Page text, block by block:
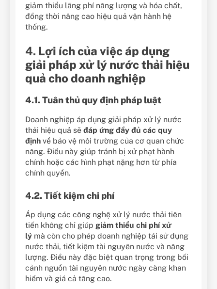
giảm thiểu lãng phí năng lượng và hóa chất,
đồng thời nâng cao hiệu quả vận hành hệ
thống.
4. Lợi ích của việc áp dụng
giải pháp xử lý nước thải hiệu
quả cho doanh nghiệp
4.1. Tuân thủ quy định pháp luật
Doanh nghiệp áp dụng giải pháp xử lý nước
thải hiệu quả sẽ đáp ứng đầy đủ các quy
định về bảo vệ môi trường của cơ quan chức
năng. Điều này giúp tránh bị xử phạt hành
chính hoặc các hình phạt nặng hơn từ phía
chính quyền.
4.2. Tiết kiệm chi phí
Áp dụng các công nghệ xử lý nước thải tiên
tiến không chỉ giúp giảm thiểu chi phí xử
lý mà còn cho phép doanh nghiệp tái sử dụng
nước thải, tiết kiệm tài nguyên nước và năng
lượng. Điều này đặc biệt quan trọng trong bối
cảnh nguồn tài nguyên nước ngày càng khan
hiếm và giá cả tăng cao.